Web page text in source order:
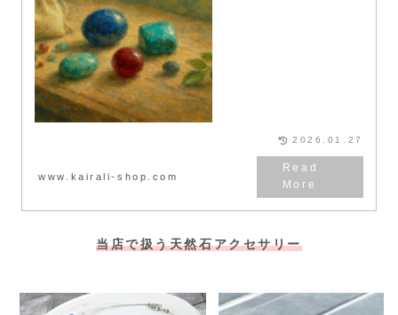
www.kairali-shop.com
2026.01.27
当店で扱う天然石アクセサリー